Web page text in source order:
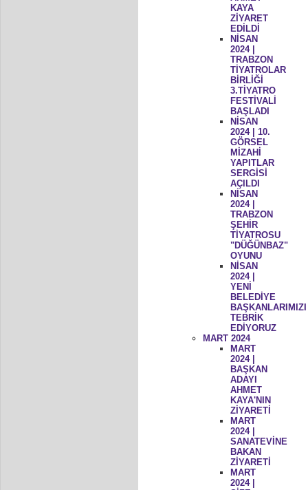
KAYA
ZİYARET
EDİLDİ
NİSAN
2024 |
TRABZON
TİYATROLAR
BİRLİĞİ
3.TİYATRO
FESTİVALİ
BAŞLADI
NİSAN
2024 | 10.
GÖRSEL
MİZAHİ
YAPITLAR
SERGİSİ
AÇILDI
NİSAN
2024 |
TRABZON
ŞEHİR
TİYATROSU
"DÜĞÜNBAZ"
OYUNU
NİSAN
2024 |
YENİ
BELEDİYE
BAŞKANLARIMIZI
TEBRİK
EDİYORUZ
MART 2024
MART
2024 |
BAŞKAN
ADAYI
AHMET
KAYA'NIN
ZİYARETİ
MART
2024 |
SANATEVİNE
BAKAN
ZİYARETİ
MART
2024 |